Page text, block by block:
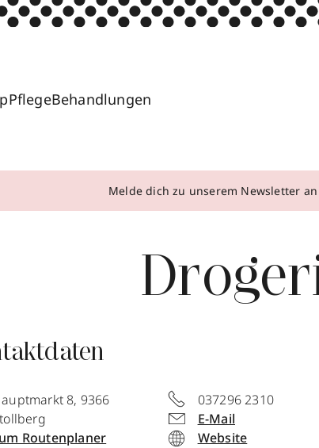
PflegeBehandlungen
Melde dich zu unserem Newsletter
8, 9366
Routenplaner
037296 2310
E-Mail
Website